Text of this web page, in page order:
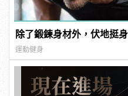
除了鍛鍊身材外，伏地挺
運動健身